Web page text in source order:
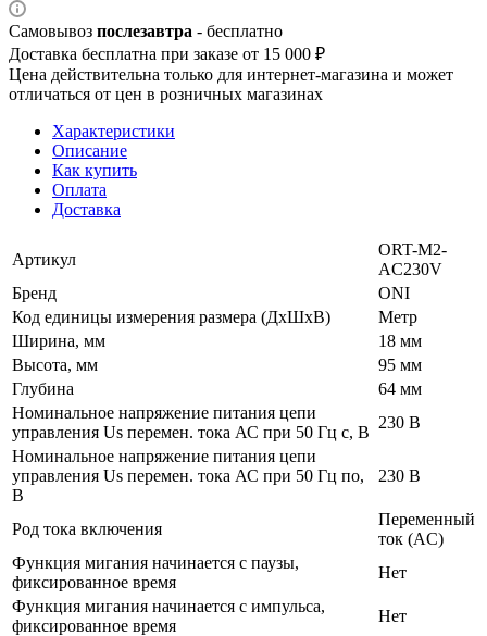
Самовывоз послезавтра - бесплатно
Доставка бесплатна при заказе от 15 000 ₽
Цена действительна только для интернет-магазина и может
отличаться от цен в розничных магазинах
Характеристики
Описание
Как купить
Оплата
Доставка
Артикул
ORT-M2-
AC230V
Бренд
ONI
Код единицы измерения размера (ДхШхВ)
Метр
Ширина, мм
18 мм
Высота, мм
95 мм
Глубина
64 мм
Номинальное напряжение питания цепи
управления Us перемен. тока АС при 50 Гц с, В
230 В
Номинальное напряжение питания цепи
управления Us перемен. тока АС при 50 Гц по,
В
230 В
Род тока включения
Переменный
ток (AC)
Функция мигания начинается с паузы,
фиксированное время
Нет
Функция мигания начинается с импульса,
фиксированное время
Нет